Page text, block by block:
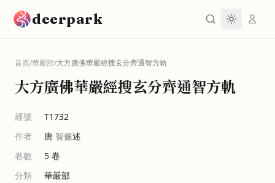
deerpark
首頁/華嚴部/大方廣佛華嚴經搜玄分齊通智方軌
大方廣佛華嚴經搜玄分齊通智方軌
經號
T1732
作者
唐 智儼述
卷數
5 卷
分類
華嚴部